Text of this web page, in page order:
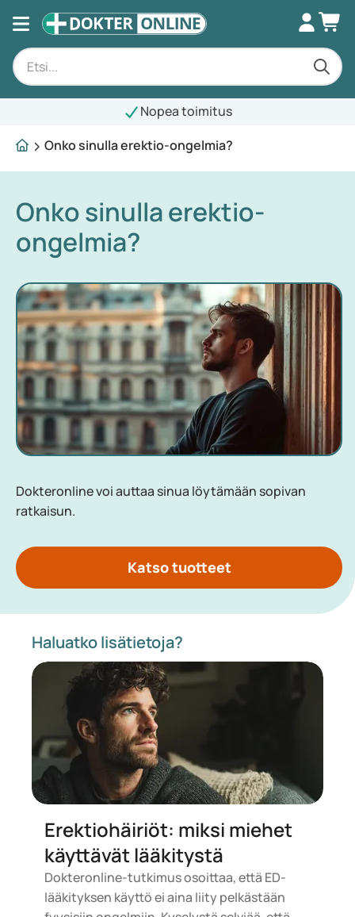
Nopea toimitus
Onko sinulla erektio-ongelmia?
Onko sinulla erektio-
ongelmia?
Dokteronline voi auttaa sinua löytämään sopivan
ratkaisun.
Katso tuotteet
Haluatko lisätietoja?
Erektiohäiriöt: miksi miehet
käyttävät lääkitystä
Dokteronline-tutkimus osoittaa, että ED-
lääkityksen käyttö ei aina liity pelkästään